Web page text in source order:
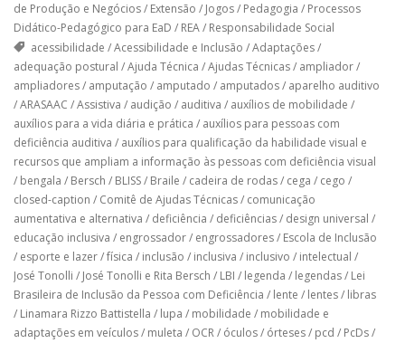
de Produção e Negócios/ Extensão / Jogos/ Pedagogia / Processos
Didático-Pedagógico para EaD / REA/ Responsabilidade Social
acessibilidade /Acessibilidade e Inclusão /Adaptações/
adequação postural /Ajuda Técnica /Ajudas Técnicas/ ampliador/
ampliadores/ amputação / amputado / amputados/ aparelho auditivo
/ARASAAC /Assistiva / audição / auditiva / auxílios de mobilidade /
auxílios para a vida diária e prática / auxílios para pessoas com
deficiência auditiva / auxílios para qualificação da habilidade visual e
recursos que ampliam a informação às pessoas com deficiência visual
/ bengala / Bersch / BLISS/ Braile / cadeira de rodas/ cega / cego /
closed-caption / Comitê de Ajudas Técnicas/ comunicação
aumentativa e alternativa / deficiência / deficiências/ design universal /
educação inclusiva / engrossador/ engrossadores/ Escola de Inclusão
/ esporte e lazer/física / inclusão / inclusiva / inclusivo / intelectual /
José Tonolli / José Tonolli e Rita Bersch / LBI / legenda / legendas/ Lei
Brasileira de Inclusão da Pessoa com Deficiência / lente / lentes/ libras
/ Linamara Rizzo Battistella / lupa / mobilidade / mobilidade e
adaptações em veículos/ muleta / OCR/ óculos/ órteses/ pcd / PcDs/